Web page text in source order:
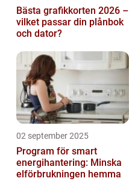
Bästa grafikkorten 2026 –
vilket passar din plånbok
och dator?
02 september 2025
Program för smart
energihantering: Minska
elförbrukningen hemma